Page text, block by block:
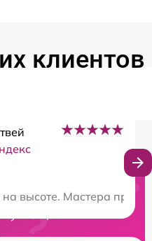
клиентов
высоте. Мастера